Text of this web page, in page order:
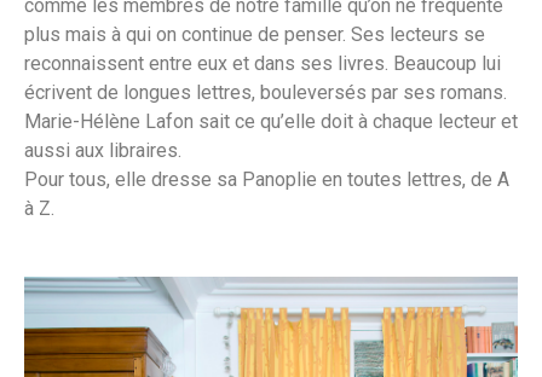
comme les membres de notre famille qu’on ne fréquente
plus mais à qui on continue de penser. Ses lecteurs se
reconnaissent entre eux et dans ses livres. Beaucoup lui
écrivent de longues lettres, bouleversés par ses romans.
Marie-Hélène Lafon sait ce qu’elle doit à chaque lecteur et
aussi aux libraires.
Pour tous, elle dresse sa Panoplie en toutes lettres, de A
à Z.